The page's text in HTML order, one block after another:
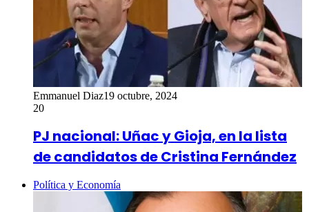
Emmanuel Diaz19 octubre, 2024
20
PJ nacional: Uñac y Gioja, en la lista
de candidatos de Cristina Fernández
Política y Economía